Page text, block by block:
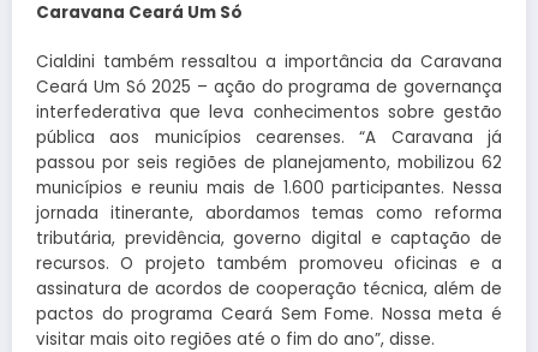
Caravana Ceará Um Só
Cialdini também ressaltou a importância da Caravana
Ceará Um Só 2025 – ação do programa de governança
interfederativa que leva conhecimentos sobre gestão
pública aos municípios cearenses. “A Caravana já
passou por seis regiões de planejamento, mobilizou 62
municípios e reuniu mais de 1.600 participantes. Nessa
jornada itinerante, abordamos temas como reforma
tributária, previdência, governo digital e captação de
recursos. O projeto também promoveu oficinas e a
assinatura de acordos de cooperação técnica, além de
pactos do programa Ceará Sem Fome. Nossa meta é
visitar mais oito regiões até o fim do ano”, disse.